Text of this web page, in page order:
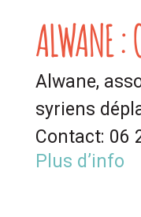
ALWANE :
Alwane,
syriens
Contact: 06
Plus d’info